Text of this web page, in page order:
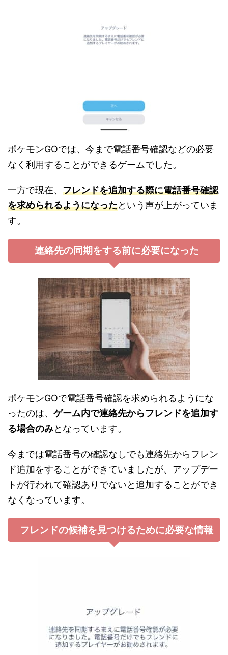
ポケモンGOでは、今まで電話番号確認などの必要
なく利用することができるゲームでした。
一方で現在、 フレンドを追加する際に電話番号確認
を求められるようになったという声が上がっていま
す。
連絡先の同期をする前に必要になった
ポケモンGOで電話番号確認を求められるようにな
ったのは、 ゲーム内で連絡先からフレンドを追加す
る場合のみとなっています。
今までは電話番号の確認なしでも連絡先からフレン
ド追加をすることができていましたが、アップデー
トが行われて確認ありでないと追加することができ
なくなっています。
フレンドの候補を見つけるために必要な情報